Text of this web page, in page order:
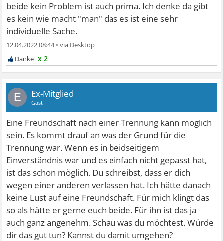
beide kein Problem ist auch prima. Ich denke da gibt
es kein wie macht "man" das es ist eine sehr
individuelle Sache.
12.04.2022 08:44•
x 2
E Ex-Mitglied
Gast
Eine Freundschaft nach einer Trennung kann möglich
sein. Es kommt drauf an was der Grund für die
Trennung war. Wenn es in beidseitigem
Einverständnis war und es einfach nicht gepasst hat,
ist das schon möglich. Du schreibst, dass er dich
wegen einer anderen verlassen hat. Ich hätte danach
keine Lust auf eine Freundschaft. Für mich klingt das
so als hätte er gerne euch beide. Für ihn ist das ja
auch ganz angenehm. Schau was du möchtest. Würde
dir das gut tun? Kannst du damit umgehen?